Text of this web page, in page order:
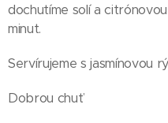
dochutíme solí a
minut.
Servírujeme s jasmínovou
Dobrou chuť